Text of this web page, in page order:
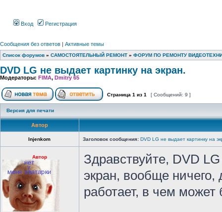
Вход Регистрация
Сообщения без ответов | Активные темы
Список форумов » САМОСТОЯТЕЛЬНЫЙ РЕМОНТ » ФОРУМ ПО РЕМОНТУ
DVD LG не выдает картинку на экран.
Модераторы: FIMA, Dmitry 65
Страница 1 из 1 [ Сообщений: 9 ]
Версия для печати
Автор
Injenkom Заголовок сообщения: DVD LG не выдает картинку на
Автор
Здравствуйте, DVD
экран, вообще ничего,
работает, в чем